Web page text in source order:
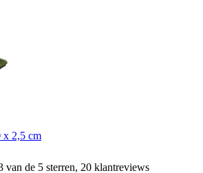
x 2,5 cm
van de 5 sterren, 20 klantreviews